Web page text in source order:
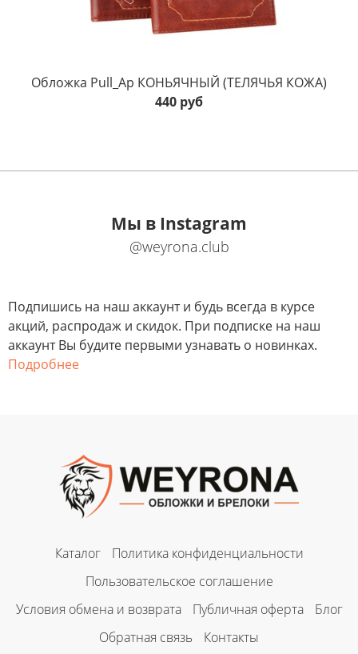
Обложка Pull_Ap КОНЬЯЧНЫЙ (ТЕЛЯЧЬЯ КОЖА)
440 руб
Мы в Instagram
@weyrona.club
Подпишись на наш аккаунт и будь всегда в курсе
акций, распродаж и скидок. При подписке на наш
аккаунт Вы будите первыми узнавать о новинках.
Подробнее
Каталог
Политика конфиденциальности
Пользовательское соглашение
Условия обмена и возврата
Публичная оферта
Блог
Обратная связь
Контакты